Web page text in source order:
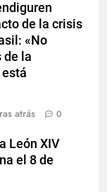
de la crisis
«No
de la
atrás 0
León XIV
el 8 de